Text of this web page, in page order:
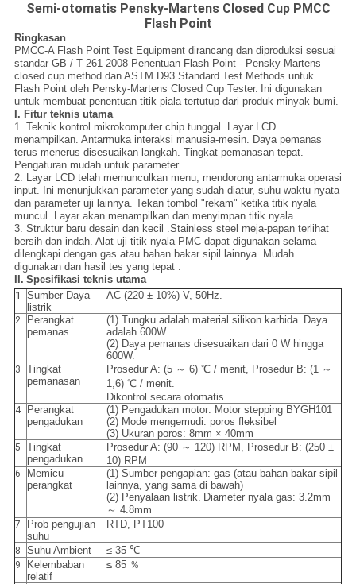
Semi-otomatis Pensky-Martens Closed Cup PMCC
Flash Point
Ringkasan
PMCC-A Flash Point Test Equipment dirancang dan diproduksi sesuai
standar GB / T 261-2008 Penentuan Flash Point - Pensky-Martens
closed cup method dan ASTM D93 Standard Test Methods untuk
Flash Point oleh Pensky-Martens Closed Cup Tester. Ini digunakan
untuk membuat penentuan titik piala tertutup dari produk minyak bumi.
I. Fitur teknis utama
1. Teknik kontrol mikrokomputer chip tunggal. Layar LCD
menampilkan. Antarmuka interaksi manusia-mesin. Daya pemanas
terus menerus disesuaikan langkah. Tingkat pemanasan tepat.
Pengaturan mudah untuk parameter.
2. Layar LCD telah memunculkan menu, mendorong antarmuka operasi
input. Ini menunjukkan parameter yang sudah diatur, suhu waktu nyata
dan parameter uji lainnya. Tekan tombol "rekam" ketika titik nyala
muncul. Layar akan menampilkan dan menyimpan titik nyala. .
3. Struktur baru desain dan kecil .Stainless steel meja-papan terlihat
bersih dan indah. Alat uji titik nyala PMC-dapat digunakan selama
dilengkapi dengan gas atau bahan bakar sipil lainnya. Mudah
digunakan dan hasil tes yang tepat .
II. Spesifikasi teknis utama
1
Sumber Daya
listrik
AC (220 ± 10%) V, 50Hz.
2
Perangkat
pemanas
(1) Tungku adalah material silikon karbida. Daya
adalah 600W.
(2) Daya pemanas disesuaikan dari 0 W hingga
600W.
3
Tingkat
pemanasan
Prosedur A: (5 ～ 6) ℃ / menit, Prosedur B: (1 ～
1,6) ℃ / menit.
Dikontrol secara otomatis
4
Perangkat
pengadukan
(1) Pengadukan motor: Motor stepping BYGH101
(2) Mode mengemudi: poros fleksibel
(3) Ukuran poros: 8mm × 40mm
5
Tingkat
pengadukan
Prosedur A: (90 ～ 120) RPM, Prosedur B: (250 ±
10) RPM
6
Memicu
perangkat
(1) Sumber pengapian: gas (atau bahan bakar sipil
lainnya, yang sama di bawah)
(2) Penyalaan listrik. Diameter nyala gas: 3.2mm
～ 4.8mm
7
Prob pengujian
suhu
RTD, PT100
8 Suhu Ambient ≤ 35 ℃
9
Kelembaban
relatif
≤ 85 ％